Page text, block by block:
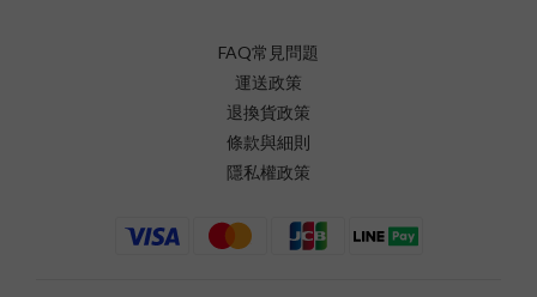
FAQ常見問題
運送政策
退換貨政策
條款與細則
隱私權政策